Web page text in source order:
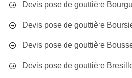
Devis pose de gouttière
Devis pose de gouttière
Devis pose de gouttière
Devis pose de gouttière